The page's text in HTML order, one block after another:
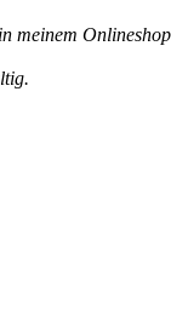
meinem Onlineshop